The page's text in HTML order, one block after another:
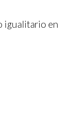
igualitario en